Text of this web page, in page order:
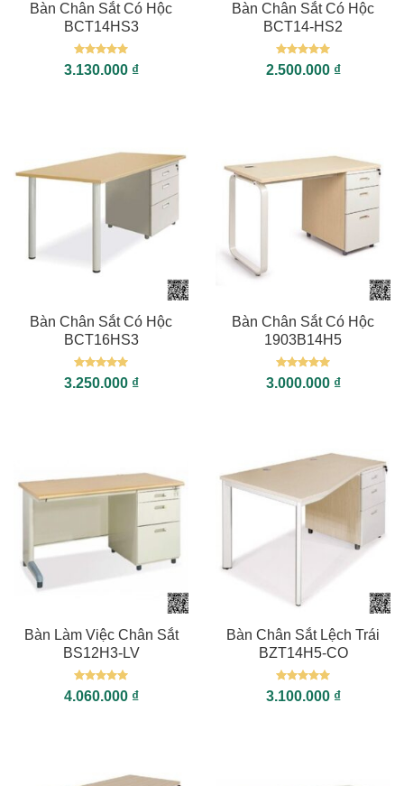
Bàn Chân Sắt Có Hộc
BCT14HS3
Được xếp
hạng55
3.130.000 ₫
Bàn Chân Sắt Có Hộc
BCT14-HS2
Được xếp
hạng55
2.500.000 ₫
Bàn Chân Sắt Có Hộc
BCT16HS3
Được xếp
hạng55
3.250.000 ₫
Bàn Chân Sắt Có Hộc
1903B14H5
Được xếp
hạng55
3.000.000 ₫
Bàn Làm Việc Chân Sắt
BS12H3-LV
Được xếp
hạng55
4.060.000 ₫
Bàn Chân Sắt Lệch Trái
BZT14H5-CO
Được xếp
hạng55
3.100.000 ₫